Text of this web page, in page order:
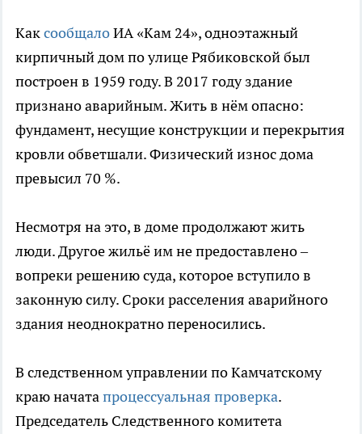
КаксообщалоИА «Кам 24», одноэтажный
кирпичный дом по улице Рябиковской был
построен в 1959 году. В 2017 году здание
признано аварийным. Жить в нём опасно:
фундамент, несущие конструкции и перекрытия
кровли обветшали. Физический износ дома
превысил 70 %.
Несмотря на это, в доме продолжают жить
люди. Другое жильё им не предоставлено –
вопреки решению суда, которое вступило в
законную силу. Сроки расселения аварийного
здания неоднократно переносились.
В следственном управлении по Камчатскому
краю начатапроцессуальная проверка.
Председатель Следственного комитета